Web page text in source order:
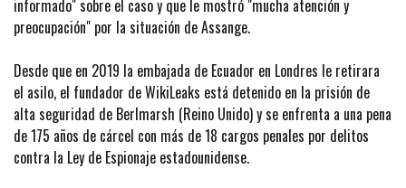
informado" sobre el caso y que le mostró "mucha atención y
preocupación" por la situación de Assange.
Desde que en 2019 la embajada de Ecuador en Londres le retirara
el asilo, el fundador de WikiLeaks está detenido en la prisión de
alta seguridad de Berlmarsh (Reino Unido) y se enfrenta a una pena
de 175 años de cárcel con más de 18 cargos penales por delitos
contra la Ley de Espionaje estadounidense.